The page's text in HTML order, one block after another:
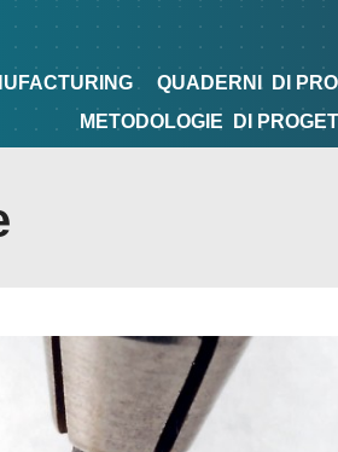
TIPS&TRICKS
QUADERNI DI
METODOLOGIE
DI